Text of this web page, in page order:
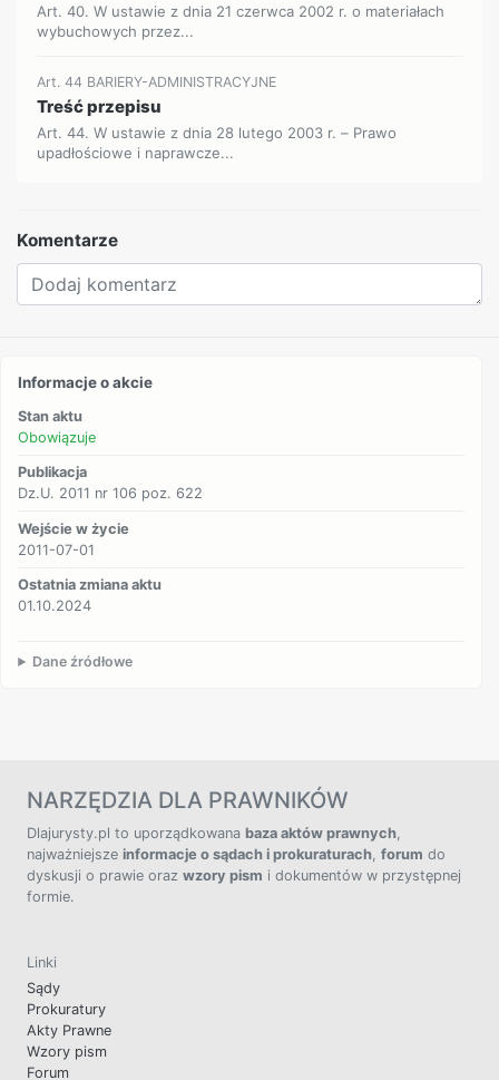
Art. 40. W ustawie z dnia 21 czerwca 2002 r. o materiałach
wybuchowych przez...
Art. 44 BARIERY-ADMINISTRACYJNE
Treść przepisu
Art. 44. W ustawie z dnia 28 lutego 2003 r. – Prawo
upadłościowe i naprawcze...
Komentarze
Informacje o akcie
Stan aktu
Obowiązuje
Publikacja
Dz.U. 2011 nr 106 poz. 622
Wejście w życie
2011-07-01
Ostatnia zmiana aktu
01.10.2024
Dane źródłowe
NARZĘDZIA DLA PRAWNIKÓW
Dlajurysty.pl to uporządkowana baza aktów prawnych,
najważniejsze informacje o sądach i prokuraturach, forum do
dyskusji o prawie oraz wzory pism i dokumentów w przystępnej
formie.
Linki
Sądy
Prokuratury
Akty Prawne
Wzory pism
Forum